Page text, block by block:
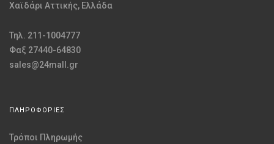
Χαϊδάρι Αττικής, Ελλάδα
Τηλ. 211-1004777
Φαξ 27440-64830
sales@24mall.gr
ΠΛΗΡΟΦΟΡΙΕΣ
Τρόποι Πληρωμής